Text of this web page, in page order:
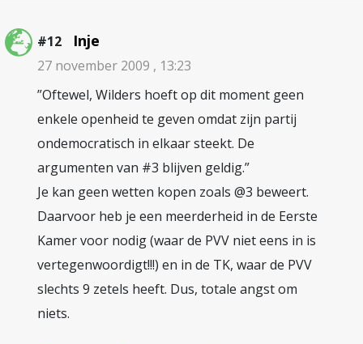
#12 Inje
27 november 2009 , 13:23
”Oftewel, Wilders hoeft op dit moment geen
enkele openheid te geven omdat zijn partij
ondemocratisch in elkaar steekt. De
argumenten van #3 blijven geldig.”
Je kan geen wetten kopen zoals @3 beweert.
Daarvoor heb je een meerderheid in de Eerste
Kamer voor nodig (waar de PVV niet eens in is
vertegenwoordigt!!!) en in de TK, waar de PVV
slechts 9 zetels heeft. Dus, totale angst om
niets.